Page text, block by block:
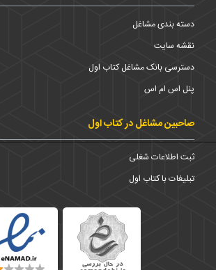
دسته بندی مشاغل
نقشه سایت
دسترسی بانک مشاغل کتاب اول
پنل اس ام اس
صاحبین مشاغل در کتاب اول
ثبت اطلاعات شغلی
تبلیغات با کتاب اول